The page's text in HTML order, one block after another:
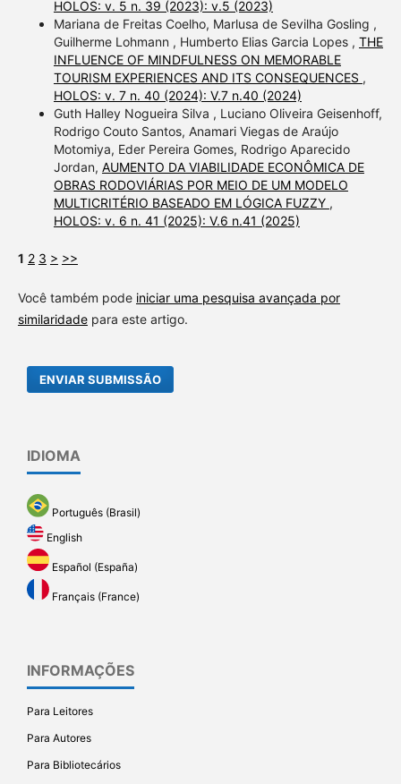
HOLOS: v. 5 n. 39 (2023): v.5 (2023)
Mariana de Freitas Coelho, Marlusa de Sevilha Gosling ,
Guilherme Lohmann , Humberto Elias Garcia Lopes , THE
INFLUENCE OF MINDFULNESS ON MEMORABLE
TOURISM EXPERIENCES AND ITS CONSEQUENCES ,
HOLOS: v. 7 n. 40 (2024): V.7 n.40 (2024)
Guth Halley Nogueira Silva , Luciano Oliveira Geisenhoff,
Rodrigo Couto Santos, Anamari Viegas de Araújo
Motomiya, Eder Pereira Gomes, Rodrigo Aparecido
Jordan, AUMENTO DA VIABILIDADE ECONÔMICA DE
OBRAS RODOVIÁRIAS POR MEIO DE UM MODELO
MULTICRITÉRIO BASEADO EM LÓGICA FUZZY ,
HOLOS: v. 6 n. 41 (2025): V.6 n.41 (2025)
1 2 3 > >>
Você também pode iniciar uma pesquisa avançada por
similaridadepara este artigo.
ENVIAR SUBMISSÃO
IDIOMA
Português (Brasil)
English
Español (España)
Français (France)
INFORMAÇÕES
Para Leitores
Para Autores
Para Bibliotecários